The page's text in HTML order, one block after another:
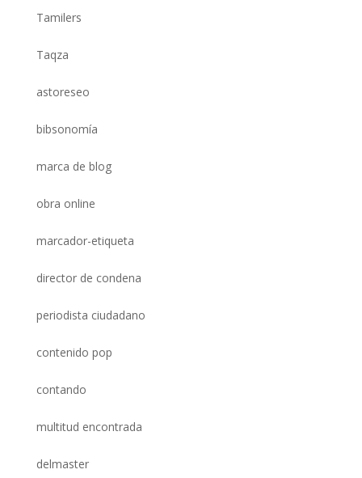
Tamilers
Taqza
astoreseo
bibsonomía
marca de blog
obra online
marcador-etiqueta
director de condena
periodista ciudadano
contenido pop
contando
multitud encontrada
delmaster